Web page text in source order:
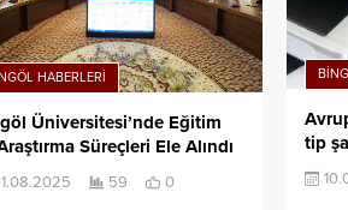
HABERLERI
Üniversitesi’nde Eğitim
Süreçleri Ele Alındı
59 0
tip